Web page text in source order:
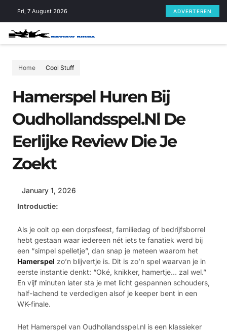
Fri, 7 August 2026 ADVERTEREN
Home Cool Stuff
Hamerspel Huren Bij
Oudhollandsspel.nl De
Eerlijke Review Die Je
Zoekt
January 1, 2026
Introductie:
Als je ooit op een dorpsfeest, familiedag of bedrijfsborrel
hebt gestaan waar iedereen nét iets te fanatiek werd bij
een “simpel spelletje”, dan snap je meteen waarom het
Hamerspel zo’n blijvertje is. Dit is zo’n spel waarvan je in
eerste instantie denkt: “Oké, knikker, hamertje… zal wel.”
En vijf minuten later sta je met licht gespannen schouders,
half-lachend te verdedigen alsof je keeper bent in een
WK-finale.
Het Hamerspel van Oudhollandsspel.nl is een klassieker